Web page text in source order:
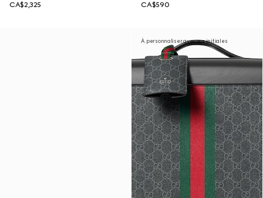
CA$2,325
CA$590
À personnaliser avec vos initiales